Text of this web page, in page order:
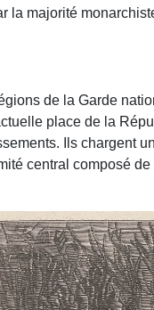
la majorité
de la Garde
place de la
Ils chargent
central composé